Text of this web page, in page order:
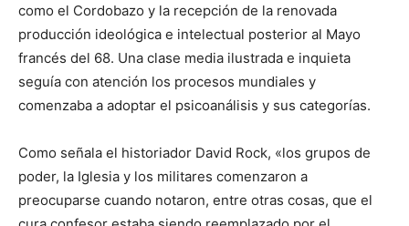
como el Cordobazo y la recepción de la renovada
producción ideológica e intelectual posterior al Mayo
francés del 68. Una clase media ilustrada e inquieta
seguía con atención los procesos mundiales y
comenzaba a adoptar el psicoanálisis y sus categorías.
Como señala el historiador David Rock, «los grupos de
poder, la Iglesia y los militares comenzaron a
preocuparse cuando notaron, entre otras cosas, que el